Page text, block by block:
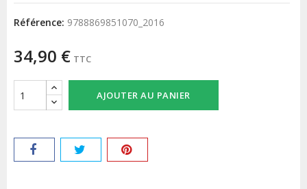
Référence: 9788869851070_2016
34,90 € TTC
AJOUTER AU PANIER